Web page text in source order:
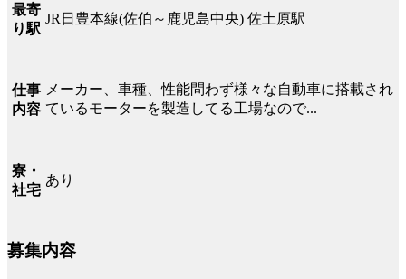
最寄
り駅
JR日豊本線(佐伯～鹿児島中央) 佐土原駅
仕事
内容
メーカー、車種、性能問わず様々な自動車に搭載され
ているモーターを製造してる工場なので...
寮・
社宅
あり
募集内容